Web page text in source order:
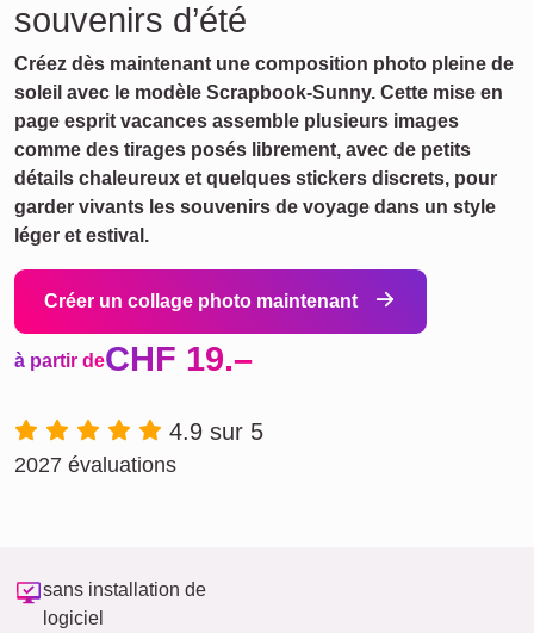
souvenirs d’été
Créez dès maintenant une composition photo pleine de
soleil avec le modèle Scrapbook-Sunny. Cette mise en
page esprit vacances assemble plusieurs images
comme des tirages posés librement, avec de petits
détails chaleureux et quelques stickers discrets, pour
garder vivants les souvenirs de voyage dans un style
léger et estival.
Créer un collage photo maintenant
à partir deCHF 19.–
4.9 sur 5
2027 évaluations
sans installation de
logiciel